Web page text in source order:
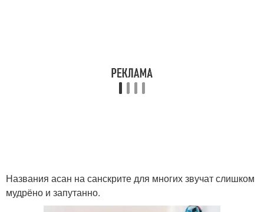
Названия асан на санскрите для многих звучат слишком
мудрёно и запутанно.